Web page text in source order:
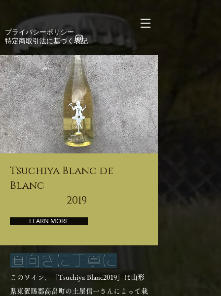
​特定商取引法に基づく表記
​プライバシーポリシー
Tsuchiya Blanc de
Blanc
2019
LEARN MORE
直向きに丁寧に
このワイン、「Tsuchiya Blanc2019」は山形
県東置賜郡高畠町の土屋信一さんによって栽